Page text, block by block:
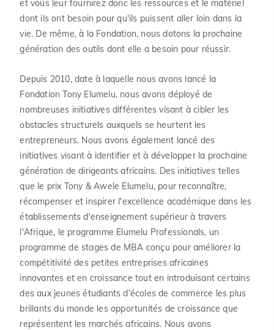
et vous leur fournirez donc les ressources et le matériel
dont ils ont besoin pour qu'ils puissent aller loin dans la
vie. De même, à la Fondation, nous dotons la prochaine
génération des outils dont elle a besoin pour réussir.
Depuis 2010, date à laquelle nous avons lancé la
Fondation Tony Elumelu, nous avons déployé de
nombreuses initiatives différentes visant à cibler les
obstacles structurels auxquels se heurtent les
entrepreneurs. Nous avons également lancé des
initiatives visant à identifier et à développer la prochaine
génération de dirigeants africains. Des initiatives telles
que le prix Tony & Awele Elumelu, pour reconnaître,
récompenser et inspirer l'excellence académique dans les
établissements d'enseignement supérieur à travers
l'Afrique, le programme Elumelu Professionals, un
programme de stages de MBA conçu pour améliorer la
compétitivité des petites entreprises africaines
innovantes et en croissance tout en introduisant certains
des aux jeunes étudiants d'écoles de commerce les plus
brillants du monde les opportunités de croissance que
représentent les marchés africains. Nous avons